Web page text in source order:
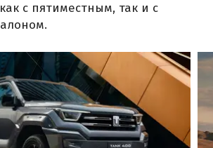
с пятиместным, так и с